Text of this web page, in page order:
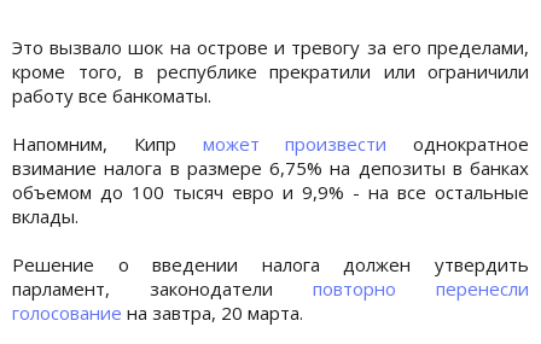
Это вызвало шок на острове и тревогу за его пределами,
кроме того, в республике прекратили или ограничили
работу все банкоматы.
Напомним, Кипр может произвести однократное
взимание налога в размере 6,75% на депозиты в банках
объемом до 100 тысяч евро и 9,9% - на все остальные
вклады.
Решение о введении налога должен утвердить
парламент, законодатели повторно перенесли
голосование на завтра, 20 марта.